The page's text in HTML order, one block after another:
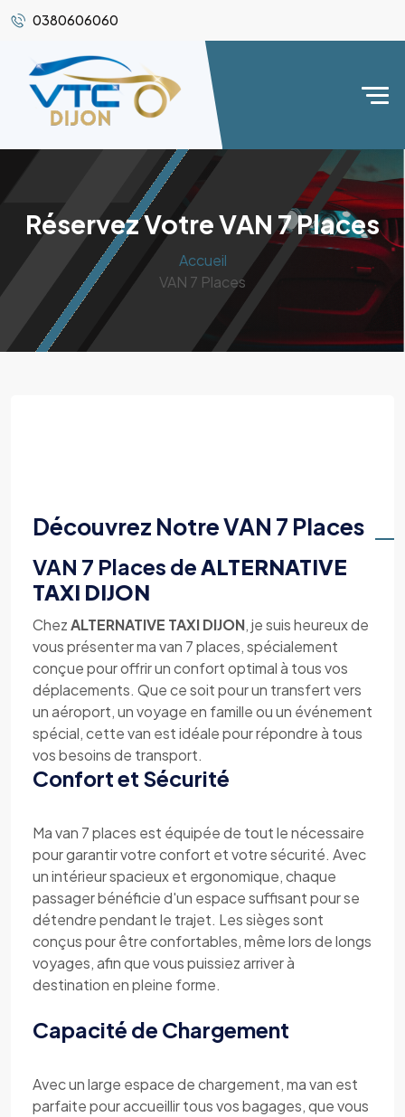
0380606060
Réservez Votre VAN 7 Places
Accueil
VAN 7 Places
Découvrez Notre VAN 7 Places
VAN 7 Places deALTERNATIVE
TAXI DIJON
ChezALTERNATIVE TAXI DIJON, je suis heureux de
vous présenter ma van 7 places, spécialement
conçue pour offrir un confort optimal à tous vos
déplacements. Que ce soit pour un transfert vers
un aéroport, un voyage en famille ou un événement
spécial, cette van est idéale pour répondre à tous
vos besoins de transport.
Confort et Sécurité
Ma van 7 places est équipée de tout le nécessaire
pour garantir votre confort et votre sécurité. Avec
un intérieur spacieux et ergonomique, chaque
passager bénéficie d'un espace suffisant pour se
détendre pendant le trajet. Les sièges sont
conçus pour être confortables, même lors de longs
voyages, afin que vous puissiez arriver à
destination en pleine forme.
Capacité de Chargement
Avec un large espace de chargement, ma van est
parfaite pour accueillir tous vos bagages, que vous